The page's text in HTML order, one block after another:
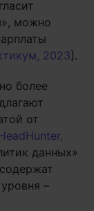
можно
2023].
более
от
данных»
–